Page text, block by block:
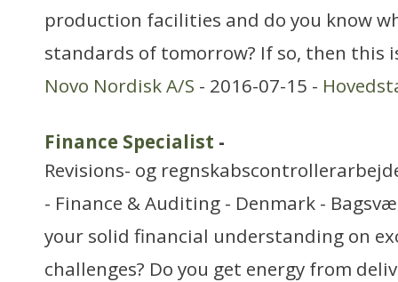
production facilities and do you know
standards of tomorrow? If so, then this
Novo Nordisk A/S - 2016-07-15 -
Finance Specialist -
Revisions- og
- Finance & Auditing - Denmark -
your solid financial understanding on
challenges? Do you get energy from